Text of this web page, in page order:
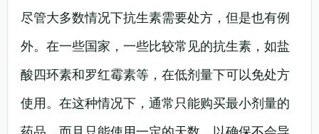
尽管大多数情况下抗生素需要处方，但是也有例
外。在一些国家，一些比较常见的抗生素，如盐
酸四环素和罗红霉素等，在低剂量下可以免处方
使用。在这种情况下，通常只能购买最小剂量的